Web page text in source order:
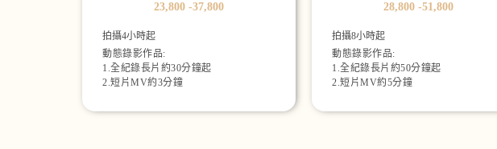
23,800 -37,800
拍攝4小時起
動態錄影作品:
1.全紀錄長片約30分鐘起
2.短片MV約3分鐘
28,800 -51,800
拍攝8小時起
動態錄影作品:
1.全紀錄長片約50分鐘起
2.短片MV約5分鐘